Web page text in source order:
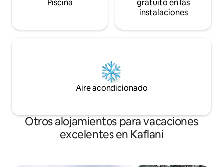
Piscina
gratuito en las
instalaciones
Aire acondicionado
Otros alojamientos para vacaciones
excelentes en Kaflani